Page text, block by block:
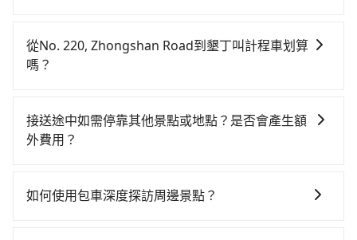
元、車程約70分鐘。抵達高鐵站後，步行進站、現場購
票並於月台排隊的時間約20分鐘，再乘坐45~68分鐘
車，搭上小黃後約花144分鐘、車費3,600元後，抵達墾
丁 (屏東縣恆春鎮) 的目的地。全程加上轉車時間共5小時
雙北的0.2%，換句話說，臨時要叫小黃的難度是雙北大
在車上休息，那在No. 220, Zhongshan Road所在的南
投縣魚池鄉有唯一一間租車車行-日月潭小客車租賃。一
或Volkswagen T5，一天$4,500起，油錢（每公里約3
元）、eTag（每公里約1元）、路邊停車（每小時約40
元不等的費用。由於絕大多數的租車公司都沒有提供甲
從No. 220, Zhongshan Road到墾丁叫計程車划算
嗎？
灣大車隊和Yoxi，如果在路邊攔不到車，也可考慮打電
話至南投縣魚池鄉當地唯一的計程車行-日月星光計程車
$4,400。但如果你無法提前預約，或偏好臨時叫車，那
接送途中如需停靠其他景點或地點？是否會產生額
外費用？
靠，您可以參考我們的「加點服務」，每個點距離在 5
如何使用包車深度探訪周邊景點？